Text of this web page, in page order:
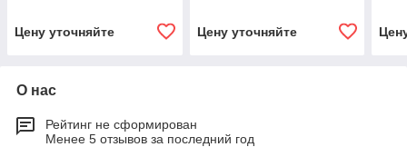
Цену уточняйте Цену уточняйте
О нас
Рейтинг не сформирован
Менее 5 отзывов за последний год